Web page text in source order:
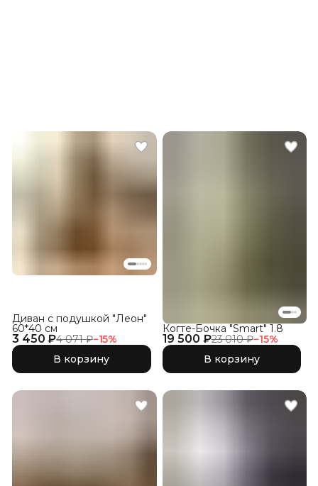
3 450 ₽4 071 ₽−15%
Диван с подушкой "Леон"
60*40 см
В корзину
19 500 ₽23 010 ₽−15%
Когте-Бочка "Smart" 1.8
В корзину